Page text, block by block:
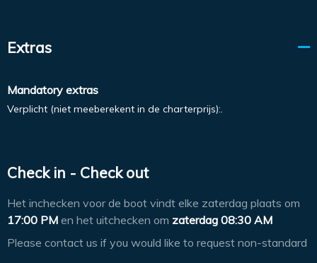
Extras
Mandatory extras
Verplicht (niet meeberekent in de charterprijs):.
Check in - Check out
Het inchecken voor de boot vindt elke zaterdag plaats om
17:00 PM en het uitchecken om zaterdag 08:30 AM
Please contact us if you would like to request non-standard